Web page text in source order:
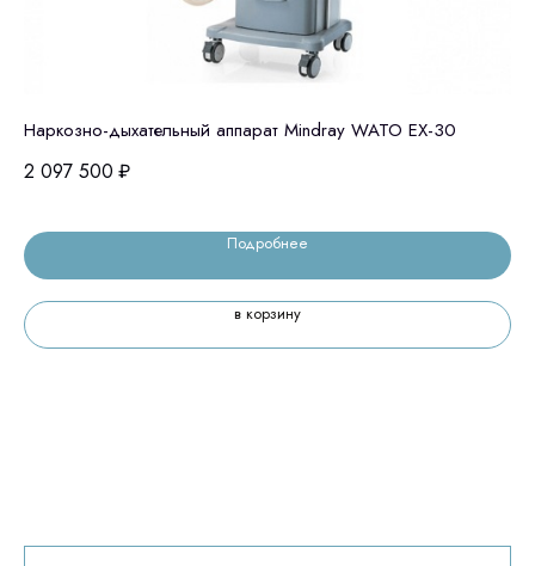
Наркозно-дыхательный аппарат Mindray WATO EX-30
2 097 500 ₽
Подробнее
в корзину